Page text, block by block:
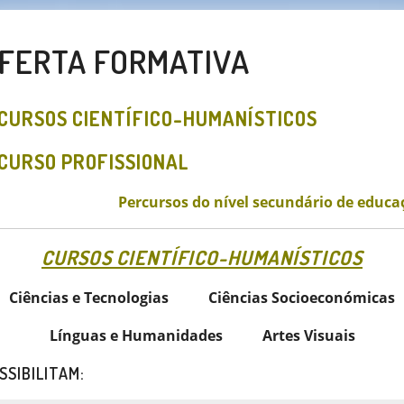
FORMATIVA
CIENTÍFICO-HUMANÍSTICOS
PROFISSIONAL
Percursos do nível secundário de
CURSOS CIENTÍFICO-HUMANÍSTICOS
Ciências e Tecnologias Ciências Socioeconómicas
Línguas e Humanidades Artes Visuais